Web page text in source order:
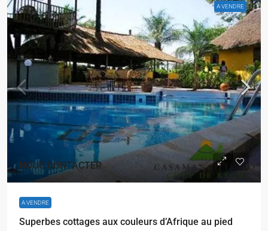
A VENDRE
NOUS CONTACTER
A VENDRE
Superbes cottages aux couleurs d’Afrique au pied